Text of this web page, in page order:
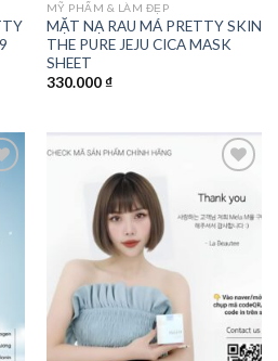
MỸ PHẨM & LÀM ĐẸP
MẶT NẠ RAU MÁ PRETTY SKIN
THE PURE JEJU CICA MASK
SHEET
330.000₫
Add to
wishlist